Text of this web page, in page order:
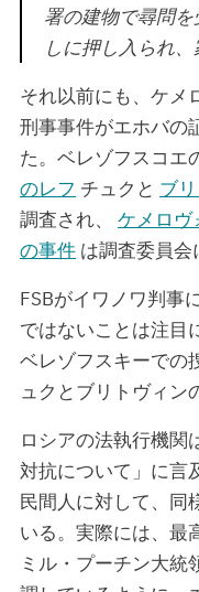
署の建物で尋問
しに押し入られ、
それ以前にも、ケメ
刑事事件がエホバの
た。ベレゾフスコエ
のレフ チュクと ブ
調査され、 ケメロヴ
の事件 は調査委員会
FSBがイワノワ判事
ではないことは注目
ベレゾフスキーでの
ュクとブリトヴィン
ロシアの法執行機関
対抗について」に言
民間人に対して、同
いる。実際には、最
ミル・プーチン大統